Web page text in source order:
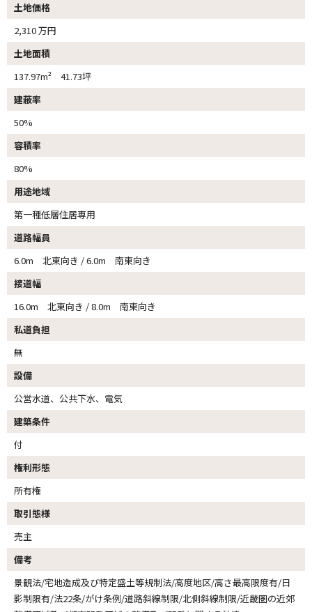
土地価格
2,310 万円
土地面積
137.97m² 41.73坪
建蔽率
50%
容積率
80%
用途地域
第一種低層住居専用
道路幅員
6.0m 北東向き / 6.0m 南東向き
接道幅
16.0m 北東向き / 8.0m 南東向き
私道負担
無
設備
公営水道、公共下水、電気
建築条件
付
権利形態
所有権
取引態様
売主
備考
景観法/宅地造成及び特定盛土等規制法/高度地区/高さ最高限度有/日
影制限有/法22条/がけ条例/道路斜線制限/北側斜線制限/近畿圏の近郊